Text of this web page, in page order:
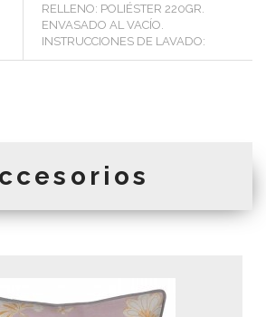
RELLENO: POLIÉSTER 220GR.
ENVASADO AL VACÍO.
INSTRUCCIONES DE LAVADO: